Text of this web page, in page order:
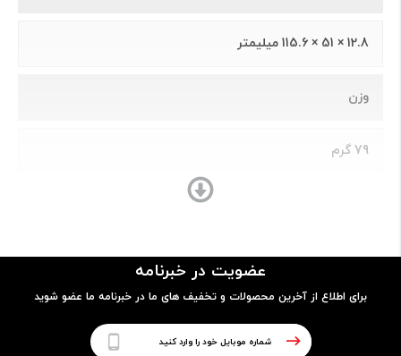
12.8 × 51 × 115.6 ميليمتر
وزن
79 گرم
پلاستیک
پردازنده
صفحه نمایش
عضویت در خبرنامه
برای اطلاع از آخرین محصولات و تخفیف های ما در خبرنامه ما عضو شوید